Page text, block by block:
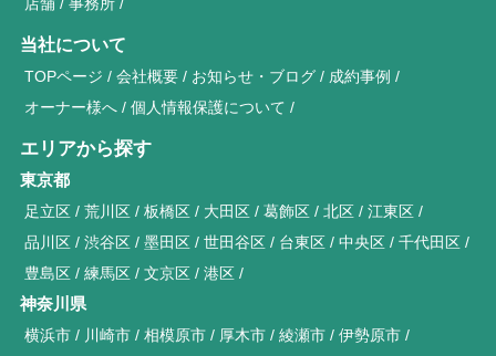
店舗 事務所
当社について
TOPページ 会社概要 お知らせ・ブログ
成約事例
オーナー様へ
個人情報保護について
エリアから探す
東京都
足立区 荒川区 板橋区 大田区 葛飾区 北区
江東区
品川区
渋谷区 墨田区 世田谷区 台東区 中央区
千代田区
豊島区
練馬区 文京区 港区
神奈川県
横浜市 川崎市 相模原市 厚木市 綾瀬市
伊勢原市